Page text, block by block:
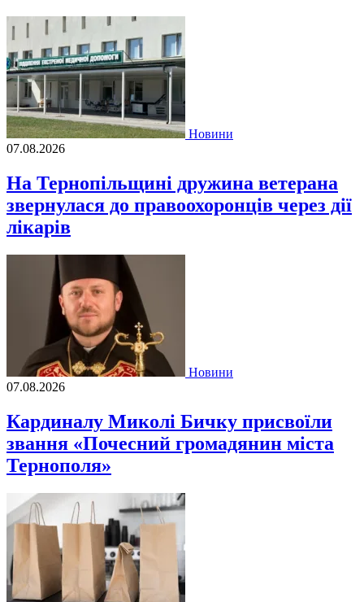
Новини
07.08.2026
На Тернопільщині дружина ветерана
звернулася до правоохоронців через дії
лікарів
Новини
07.08.2026
Кардиналу Миколі Бичку присвоїли
звання «Почесний громадянин міста
Тернополя»